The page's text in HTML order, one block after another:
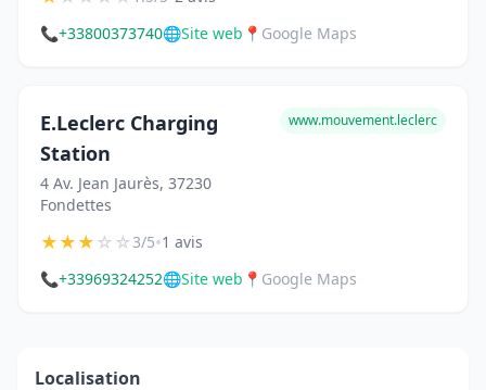
📞+33800373740🌐Site web 📍 Google Maps
E.Leclerc Charging
Station
4 Av. Jean Jaurès, 37230
Fondettes
www.mouvement.leclerc
★★★☆☆3/5•1 avis
📞+33969324252🌐Site web 📍 Google Maps
Localisation